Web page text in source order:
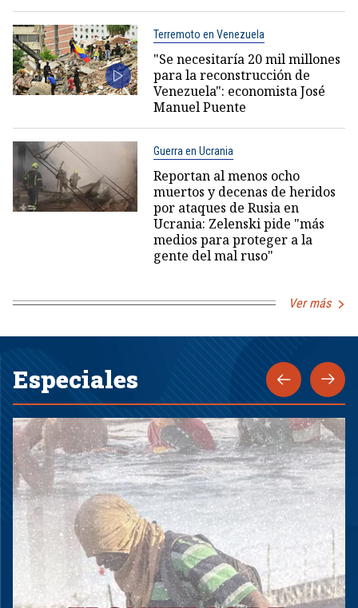
Terremoto en Venezuela
"Se necesitaría 20 mil millones
para la reconstrucción de
Venezuela": economista José
Manuel Puente
Guerra en Ucrania
Reportan al menos ocho
muertos y decenas de heridos
por ataques de Rusia en
Ucrania: Zelenski pide "más
medios para proteger a la
gente del mal ruso"
Ver más
Especiales